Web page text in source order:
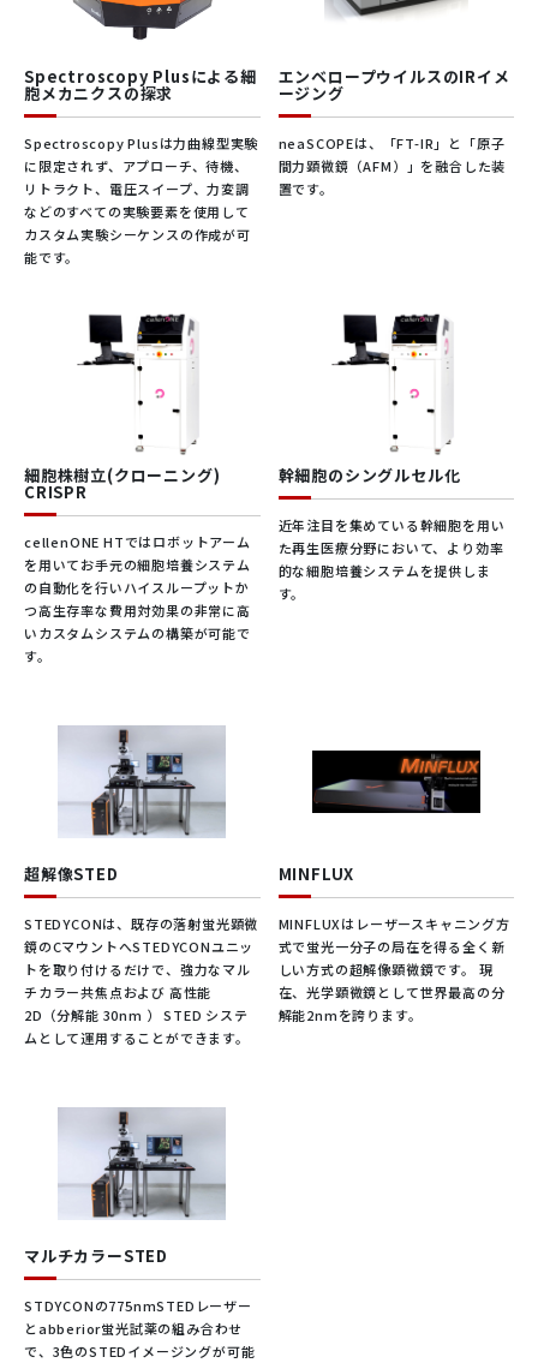
Spectroscopy Plusによる細
胞メカニクスの探求
Spectroscopy Plusは力曲線型実験
に限定されず、アプローチ、待機、
リトラクト、電圧スイープ、力変調
などのすべての実験要素を使用して
カスタム実験シーケンスの作成が可
能です。
エンベロープウイルスのIRイメ
ージング
neaSCOPEは、「FT-IR」と「原子
間力顕微鏡（AFM）」を融合した装
置です。
細胞株樹立(クローニング)
CRISPR
cellenONE HTではロボットアーム
を用いてお手元の細胞培養システム
の自動化を行いハイスループットか
つ高生存率な費用対効果の非常に高
いカスタムシステムの構築が可能で
す。
幹細胞のシングルセル化
近年注目を集めている幹細胞を用い
た再生医療分野において、より効率
的な細胞培養システムを提供しま
す。
超解像STED
STEDYCONは、既存の落射蛍光顕微
鏡のCマウントへSTEDYCONユニッ
トを取り付けるだけで、強力なマル
チカラー共焦点および 高性能
2D（分解能 30nm ） STED システ
ムとして運用することができます。
MINFLUX
MINFLUXはレーザースキャニング方
式で蛍光一分子の局在を得る全く新
しい方式の超解像顕微鏡です。 現
在、光学顕微鏡として世界最高の分
解能2nmを誇ります。​
マルチカラーSTED
STDYCONの775nmSTEDレーザー
とabberior蛍光試薬の組み合わせ
で、3色のSTEDイメージングが可能